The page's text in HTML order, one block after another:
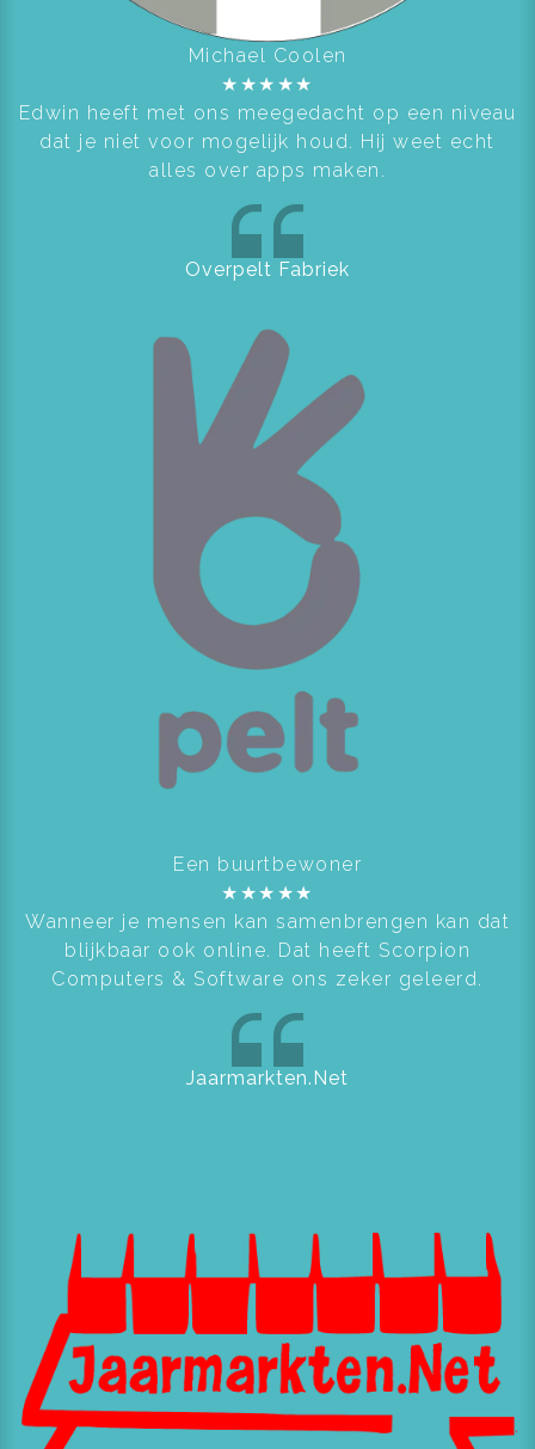
Michael Coolen
★ ★★ ★★
Edwin heeft met ons meegedacht op een niveau
dat je niet voor mogelijk houd. Hij weet echt
alles over apps maken.
Overpelt Fabriek
Een buurtbewoner
★ ★★ ★★
Wanneer je mensen kan samenbrengen kan dat
blijkbaar ook online. Dat heeft Scorpion
Computers & Software ons zeker geleerd.
Jaarmarkten.Net